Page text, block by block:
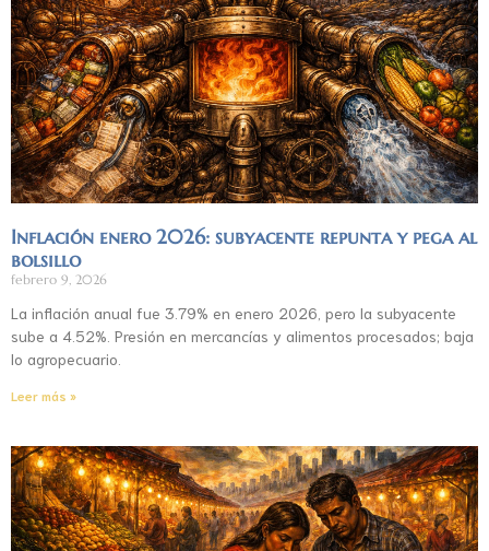
Inflación enero 2026: subyacente repunta y pega al
bolsillo
febrero 9, 2026
La inflación anual fue 3.79% en enero 2026, pero la subyacente
sube a 4.52%. Presión en mercancías y alimentos procesados; baja
lo agropecuario.
Leer más »